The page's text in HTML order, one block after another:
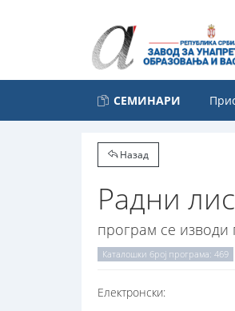
СЕМИНАРИ
Назад
Радни
програм се изводи
Каталошки број програма: 469
Електронски: